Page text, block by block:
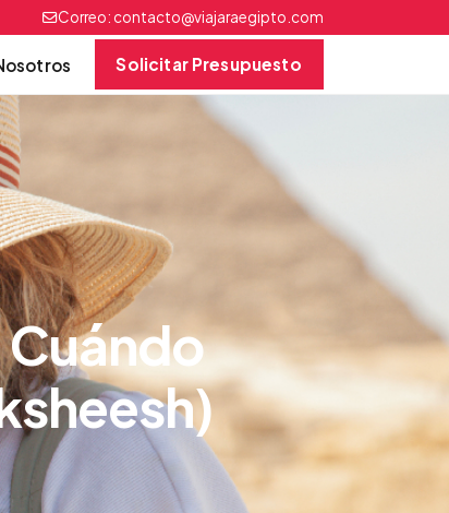
Correo: contacto@viajaraegipto.com
Solicitar Presupuesto